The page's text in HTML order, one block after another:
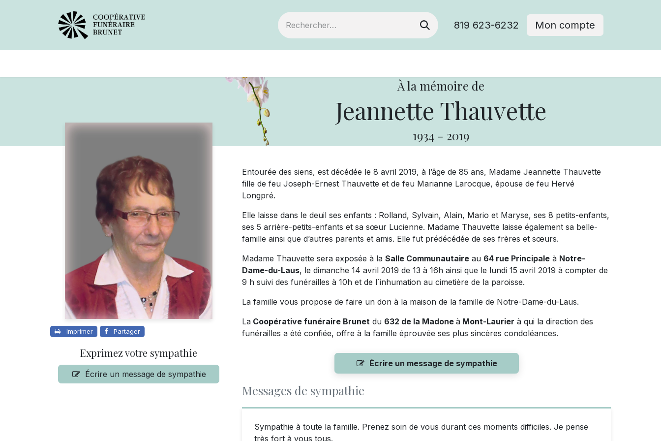
819 623-6232 Mon compte
À la mémoire de
Jeannette Thauvette
1934 - 2019
Imprimer Partager
Exprimez votre sympathie
Écrire un message de sympathie
Entourée des siens, est décédée le 8 avril 2019, à l’âge de 85 ans, Madame Jeannette Thauvette
fille de feu Joseph-Ernest Thauvette et de feu Marianne Larocque, épouse de feu Hervé
Longpré.
Elle laisse dans le deuil ses enfants : Rolland, Sylvain, Alain, Mario et Maryse, ses 8 petits-enfants,
ses 5 arrière-petits-enfants et sa sœur Lucienne. Madame Thauvette laisse également sa belle-
famille ainsi que d’autres parents et amis. Elle fut prédécédée de ses frères et sœurs.
Madame Thauvette sera exposée à la Salle Communautaire au 64 rue Principale à Notre-
Dame-du-Laus, le dimanche 14 avril 2019 de 13 à 16h ainsi que le lundi 15 avril 2019 à compter de
9 h suivi des funérailles à 10h et de l`inhumation au cimetière de la paroisse.
La famille vous propose de faire un don à la maison de la famille de Notre-Dame-du-Laus.
La Coopérative funéraire Brunet du 632 de la Madone à Mont-Laurier à qui la direction des
funérailles a été confiée, offre à la famille éprouvée ses plus sincères condoléances.
Écrire un message de sympathie
Messages de sympathie
Sympathie à toute la famille. Prenez soin de vous durant ces moments difficiles. Je pense
très fort à vous tous.